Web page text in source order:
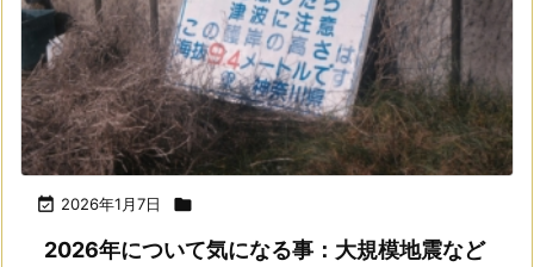
 2026年1月7日 
2026年について気になる事：大規模地震など